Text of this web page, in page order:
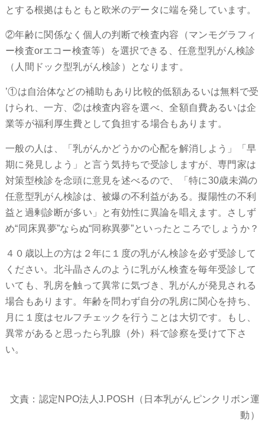
とする根拠はもともと欧米のデータに端を発しています。
②年齢に関係なく個人の判断で検査内容（マンモグラフィ
ー検査orエコー検査等）を選択できる、任意型乳がん検診
（人間ドック型乳がん検診）となります。
’①は自治体などの補助もあり比較的低額あるいは無料で受
けられ、一方、②は検査内容を選べ、全額自費あるいは企
業等が福利厚生費として負担する場合もあります。
一般の人は、「乳がんかどうかの心配を解消しよう」「早
期に発見しよう」と言う気持ちで受診しますが、専門家は
対策型検診を念頭に意見を述べるので、「特に30歳未満の
任意型乳がん検診は、被爆の不利益がある。擬陽性の不利
益と過剰診断が多い」と有効性に異論を唱えます。さしず
め“同床異夢”ならぬ“同称異夢”といったところでしょうか？
４０歳以上の方は２年に１度の乳がん検診を必ず受診して
ください。北斗晶さんのように乳がん検査を毎年受診して
いても、乳房を触って異常に気づき、乳がんが発見される
場合もあります。年齢を問わず自分の乳房に関心を持ち、
月に１度はセルフチェックを行うことは大切です。もし、
異常があると思ったら乳腺（外）科で診察を受けて下さ
い。
文責：認定NPO法人J.POSH（日本乳がんピンクリボン運
動）